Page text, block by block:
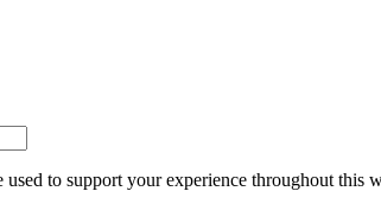
to support your experience throughout this